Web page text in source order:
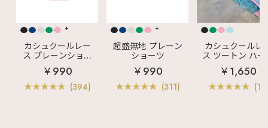
+
カシュクールレー
ス プレーンショー
ツ
￥990
(394)
+
超盛無地 プレーン
ショーツ
￥990
(311)
カシュクールレ
ス ツートン ハー
バックショーツ
￥1,650
(11)